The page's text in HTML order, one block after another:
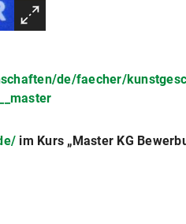
de/faecher/
im Kurs „Master KG